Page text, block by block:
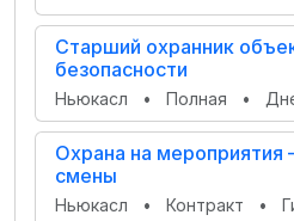
Старший охранник
безопасности
Ньюкасл • Полная •
Охрана на мероприятия
смены
Ньюкасл • Контракт •